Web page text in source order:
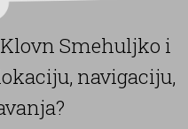
Smehuljko i
navigaciju,